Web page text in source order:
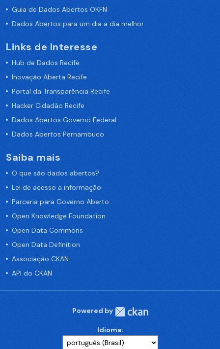
Guia de Dados Abertos OKFN
Dados Abertos para um dia a dia melhor
Links de Interesse
Hub de Dados Recife
Inovação Aberta Recife
Portal da Transparência Recife
Hacker Cidadão Recife
Dados Abertos Governo Federal
Dados Abertos Pernambuco
Saiba mais
O que são dados abertos?
Lei de acesso a informação
Parceria para Governo Aberto
Open Knowledge Foundation
Open Data Commons
Open Data Definition
Associação CKAN
API do CKAN
Powered by
Idioma